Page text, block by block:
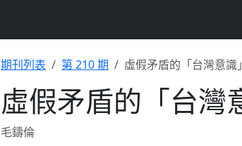
期刊列表 第 210 期 虛假矛盾的「台灣意識」
虛假矛盾的「台灣
毛鑄倫